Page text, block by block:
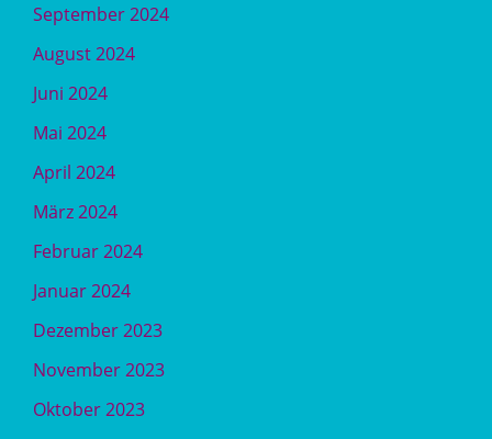
September 2024
August 2024
Juni 2024
Mai 2024
April 2024
März 2024
Februar 2024
Januar 2024
Dezember 2023
November 2023
Oktober 2023